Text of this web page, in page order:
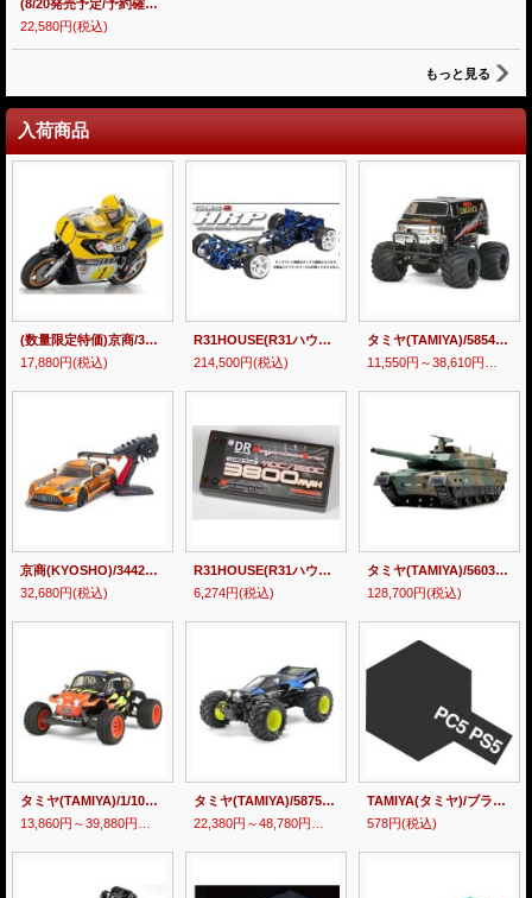
(8/20発売予定/予約確約)タミヤ(TAMIYA)/47531/ 1/10RC NISSAN R91CP(未塗装/未組立) ※キャンセル不可商品 ※1人1台限り
22,580円(税込)
もっと見る
入荷商品
(数量限定特価)京商/34936T1 1/8 EP バイク ハングオンレーサー YAMAHA YZR500 1978 キット(未組立)
17,880円(税込)
R31HOUSE(R31ハウス)/GRK5-R HRPフルキットモデル(タイヤ・ホイル別売) ※キャンセル不可 ※クレジットカード払い予定の方は備考欄確認お願いします。
214,500円(税込)
タミヤ(TAMIYA)/58546/CW-01 ランチボックス ブラックエディション(未組立)
京商(KYOSHO)/34424C/1/10 EP 4WD フェーザーMk2 FZ02 レディセット 2020 メルセデスAMG GT3
32,680円(税込)
R31HOUSE(R31ハウス)/DR-B3800D/SHIBATA DRハイパフォーマンスバッテリー2
6,274円(税込)
タミヤ(TAMIYA)/56036/W1/16 RCT 陸上自衛隊10式戦車 フルオペレーションセット(4chプロポ付）
128,700円(税込)
タミヤ(TAMIYA)/1/10 ブリッツァービートル(2011)(未組立品)
タミヤ(TAMIYA)/58756/GF-02 クワークホッパー(未塗装/未組立)
TAMIYA(タミヤ)/ブラック
578円(税込)